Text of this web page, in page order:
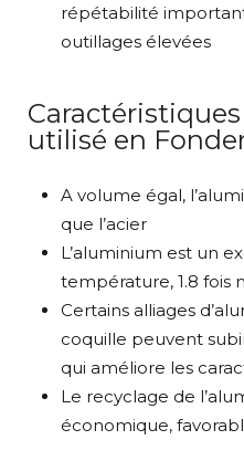
répétabilité
outillages élevées
utilisé en
A volume égal,
que l’acier
L’aluminium est un
température, 1.8 fois
Certains alliages
coquille peuvent
qui améliore les
Le recyclage de
économique,